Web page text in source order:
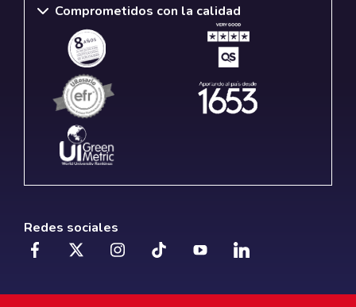
Comprometidos con la calidad
Redes sociales